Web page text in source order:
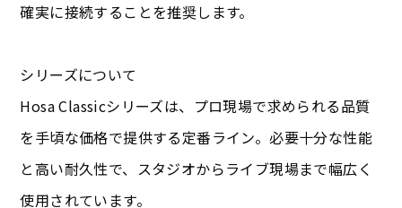
確実に接続することを推奨します。
シリーズについて
Hosa Classicシリーズは、プロ現場で求められる品質
を手頃な価格で提供する定番ライン。必要十分な性能
と高い耐久性で、スタジオからライブ現場まで幅広く
使用されています。